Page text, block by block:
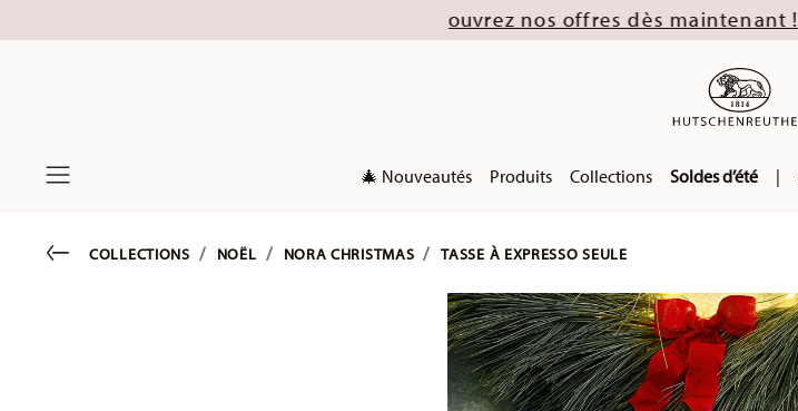
de Noël 2026). Découvrez nos offres dès maintenant !
🎄 Nouveautés Produits Collections Soldes d’été |
Go backCOLLECTIONS NOËL NORA CHRISTMAS TASSE À EXPRESSO SEULE